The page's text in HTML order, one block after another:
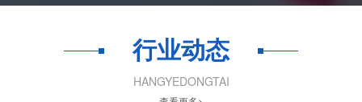
行业动态
HANGYEDONGTAI